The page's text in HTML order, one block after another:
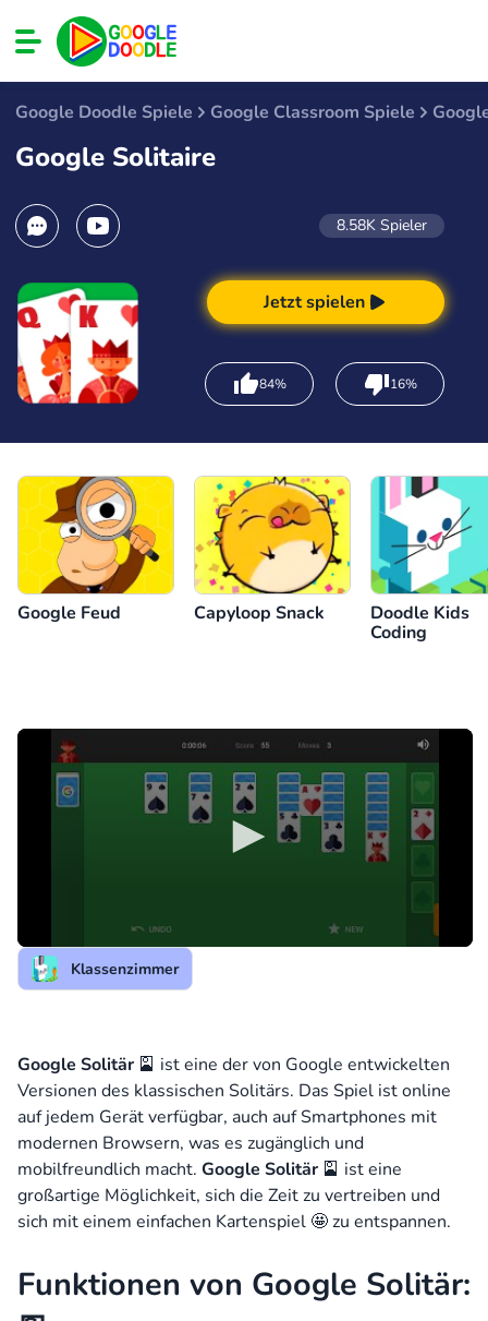
Google Doodle Spiele Google Classroom Spiele
Google Solitaire
8.58K Spieler
Jetzt spielen
84% 16%
Google Feud Capyloop Snack
Doodle Kids
Coding
Klassenzimmer
Google Solitär 🎴 ist eine der von Google entwickelten
Versionen des klassischen Solitärs. Das Spiel ist online
auf jedem Gerät verfügbar, auch auf Smartphones mit
modernen Browsern, was es zugänglich und
mobilfreundlich macht. Google Solitär 🎴 ist eine
großartige Möglichkeit, sich die Zeit zu vertreiben und
sich mit einem einfachen Kartenspiel 🤩 zu entspannen.
Funktionen von Google Solitär: